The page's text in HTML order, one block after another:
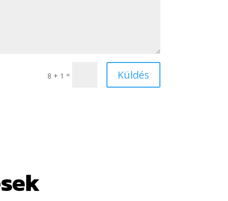
8 + 1 = Küldés